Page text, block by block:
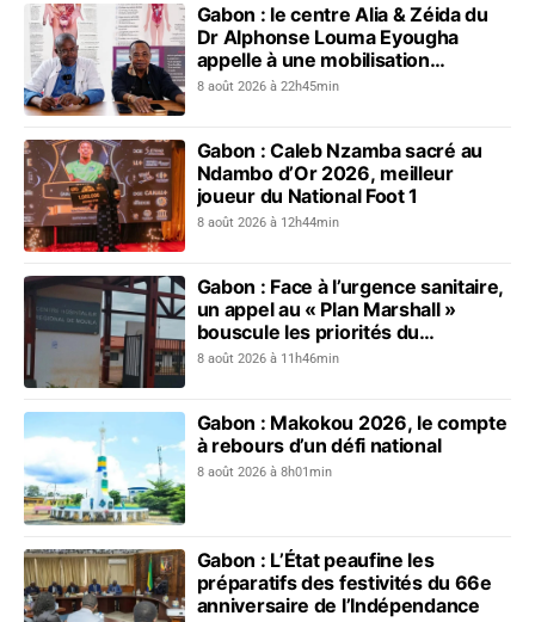
Gabon : le centre Alia & Zéida du
Dr Alphonse Louma Eyougha
appelle à une mobilisation
collective contre les addictions
8 août 2026 à 22h45min
Gabon : Caleb Nzamba sacré au
Ndambo d’Or 2026, meilleur
joueur du National Foot 1
8 août 2026 à 12h44min
Gabon : Face à l’urgence sanitaire,
un appel au « Plan Marshall »
bouscule les priorités du
gouvernement
8 août 2026 à 11h46min
Gabon : Makokou 2026, le compte
à rebours d’un défi national
8 août 2026 à 8h01min
Gabon : L’État peaufine les
préparatifs des festivités du 66e
anniversaire de l’Indépendance